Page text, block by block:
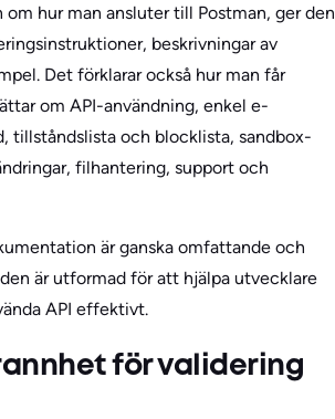
hur man ansluter till Postman, ger den
beskrivningar av
Det förklarar också hur man får
om API-användning, enkel e-
tillståndslista och blocklista, sandbox-
filhantering, support och
är ganska omfattande och
är utformad för att hjälpa utvecklare
API effektivt.
för validering